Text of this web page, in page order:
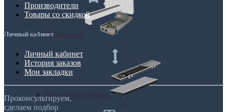
Недорогие
Производители
Товары со скидкой
Личный кабинет
Личный кабинет
История заказов
Мои закладки
Проконсультируем,
сделаем подбор